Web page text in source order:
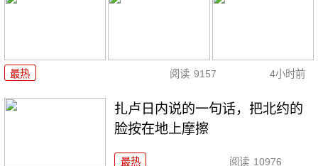
最热 阅读 9157 4小时前
扎卢日内说的一句话，把北约的
脸按在地上摩擦
最热 阅读 10976